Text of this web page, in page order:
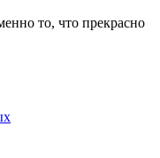
то, что прекрасно